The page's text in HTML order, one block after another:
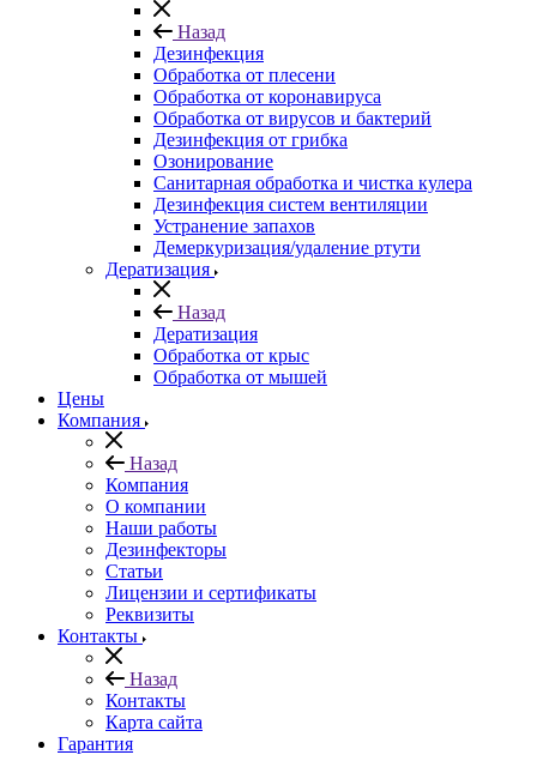
Назад
Дезинфекция
Обработка от плесени
Обработка от коронавируса
Обработка от вирусов и бактерий
Дезинфекция от грибка
Озонирование
Санитарная обработка и чистка кулера
Дезинфекция систем вентиляции
Устранение запахов
Демеркуризация/удаление ртути
Дератизация
Назад
Дератизация
Обработка от крыс
Обработка от мышей
Цены
Компания
Назад
Компания
О компании
Наши работы
Дезинфекторы
Статьи
Лицензии и сертификаты
Реквизиты
Контакты
Назад
Контакты
Карта сайта
Гарантия